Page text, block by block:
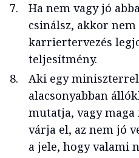
Ha nem vagy jó
csinálsz, akkor nem
karriertervezés
teljesítmény.
Aki egy
alacsonyabban
mutatja, vagy
várja el, az nem jó
a jele, hogy valami